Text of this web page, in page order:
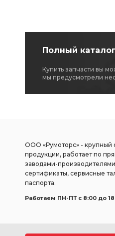
Полный
Купить запчасти вы
мы предусмотрели
ООО «Румоторс» - крупный
продукции, работает по
заводами-
сертификаты, сервисные
паспорта.
Работаем ПН-ПТ c 8:00 до